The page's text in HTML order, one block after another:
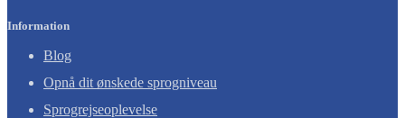
Information
Blog
Opnå dit ønskede sprogniveau
Sprogrejseoplevelse